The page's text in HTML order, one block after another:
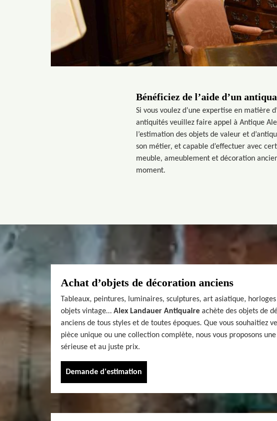
Bénéficiez de l’aide d’un
Si vous voulez d’une expertise en matière
antiquités veuillez faire appel à Antique
l’estimation des objets de valeur et
son métier, et capable d’effectuer avec
meuble, ameublement et décoration
moment.
Achat d’objets de décoration anciens
Tableaux, peintures, luminaires, sculptures, art asiatique,
objets vintage… Alex Landauer Antiquaire achète des objets de
anciens de tous styles et de toutes époques. Que vous souhaitiez
pièce unique ou une collection complète, nous vous proposons
sérieuse et au juste prix.
Demande d'estimation